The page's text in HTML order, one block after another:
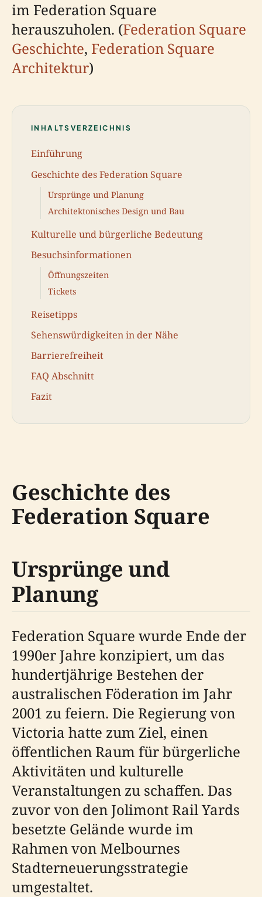
im Federation Square
herauszuholen. (Federation Square
Geschichte, Federation Square
Architektur)
INHALTSVERZEICHNIS
Einführung
Geschichte des Federation Square
Ursprünge und Planung
Architektonisches Design und Bau
Kulturelle und bürgerliche Bedeutung
Besuchsinformationen
Öffnungszeiten
Tickets
Reisetipps
Sehenswürdigkeiten in der Nähe
Barrierefreiheit
FAQ Abschnitt
Fazit
Geschichte des
Federation Square
Ursprünge und
Planung
Federation Square wurde Ende der
1990er Jahre konzipiert, um das
hundertjährige Bestehen der
australischen Föderation im Jahr
2001 zu feiern. Die Regierung von
Victoria hatte zum Ziel, einen
öffentlichen Raum für bürgerliche
Aktivitäten und kulturelle
Veranstaltungen zu schaffen. Das
zuvor von den Jolimont Rail Yards
besetzte Gelände wurde im
Rahmen von Melbournes
Stadterneuerungsstrategie
umgestaltet.